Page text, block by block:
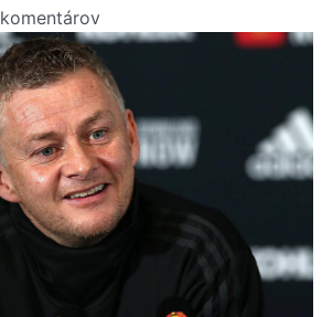
komentárov